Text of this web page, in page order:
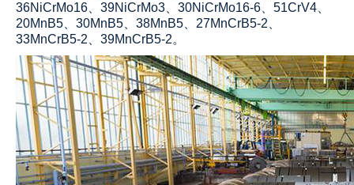
36NiCrMo16、39NiCrMo3、30NiCrMo16-6、51CrV4、
20MnB5、30MnB5、38MnB5、27MnCrB5-2、
33MnCrB5-2、39MnCrB5-2。